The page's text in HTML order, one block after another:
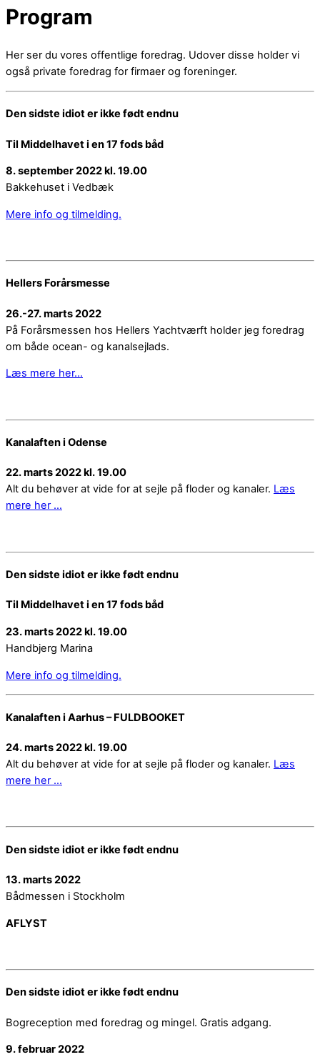
Program
Her ser du vores offentlige foredrag. Udover disse holder vi
også private foredrag for firmaer og foreninger.
Den sidste idiot er ikke født endnu
Til Middelhavet i en 17 fods båd
8. september 2022 kl. 19.00
Bakkehuset i Vedbæk
Mere info og tilmelding.
Hellers Forårsmesse
26.-27. marts 2022
På Forårsmessen hos Hellers Yachtværft holder jeg foredrag
om både ocean- og kanalsejlads.
Læs mere her…
Kanalaften i Odense
22. marts 2022 kl. 19.00
Alt du behøver at vide for at sejle på floder og kanaler. Læs
mere her …
Den sidste idiot er ikke født endnu
Til Middelhavet i en 17 fods båd
23. marts 2022 kl. 19.00
Handbjerg Marina
Mere info og tilmelding.
Kanalaften i Aarhus – FULDBOOKET
24. marts 2022 kl. 19.00
Alt du behøver at vide for at sejle på floder og kanaler. Læs
mere her …
Den sidste idiot er ikke født endnu
13. marts 2022
Bådmessen i Stockholm
AFLYST
Den sidste idiot er ikke født endnu
Bogreception med foredrag og mingel. Gratis adgang.
9. februar 2022